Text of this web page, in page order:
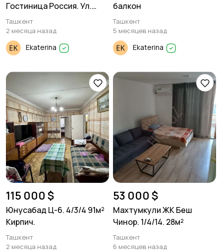
Гостиница Россия. Ул.
Мирабад2в3/5/9, 64м².
Ташкент
2 месяца назад
Ekaterina
балкон
Ташкент
5 месяцев назад
Ekaterina
115 000 $
Юнусабад Ц-6. 4/3/4 91м²
Кирпич.
Ташкент
2 месяца назад
53 000 $
Махтумкули ЖК Беш
Чинор. 1/4/14. 28м²
Ташкент
6 месяцев назад